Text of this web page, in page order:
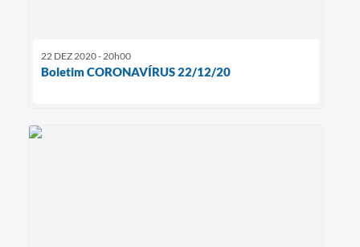
22 DEZ 2020 - 20h00
Boletim CORONAVÍRUS 22/12/20